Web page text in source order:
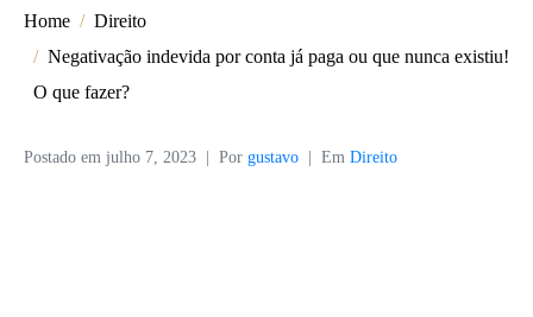
Home
Direito
Negativação indevida por conta já paga ou que nunca existiu!
O que fazer?
Postado em julho 7, 2023 Por gustavo Em Direito